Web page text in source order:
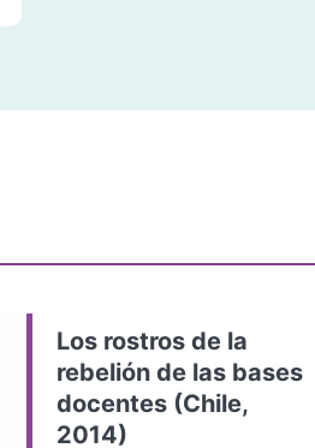
Los rostros de la
rebelión de las bases
docentes (Chile,
2014)